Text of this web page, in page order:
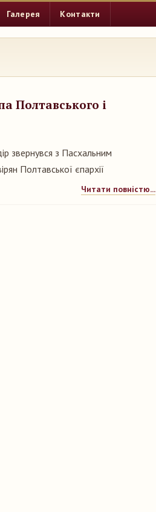
Галерея Контакти
Полтавського і
звернувся з Пасхальним
Полтавської єпархії
Читати повністю...